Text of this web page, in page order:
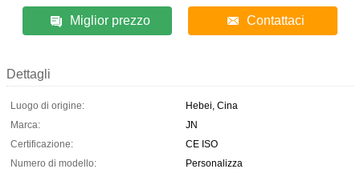
Miglior prezzo Contattaci
Dettagli
Luogo di origine:
Hebei, Cina
Marca:
JN
Certificazione:
CE ISO
Numero di modello:
Personalizza